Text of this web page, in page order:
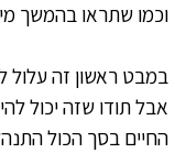
וכמו שתראו בהמשך
במבט ראשון זה
אבל תודו שזה יכול
החיים בסך הכול